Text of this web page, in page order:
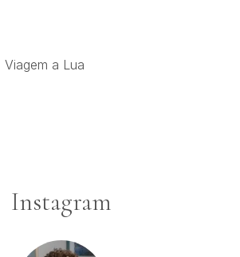
Viagem a Lua
Instagram